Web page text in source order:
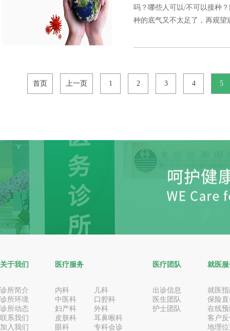
吗？哪些人可以/不可以接种
种的底气又不太足了，再观
首页 上一页 1 2 3 4 5
关于我们
诊所简介
诊所环境
诊所动态
联系我们
加入我们
医疗服务
内科
儿科
中医科
口腔科
妇产科
外科
皮肤科
耳鼻喉科
眼科
专科会诊
医疗团队
出诊信息
医生团队
护士团队
就医
就医
保险
在线
客户
地理